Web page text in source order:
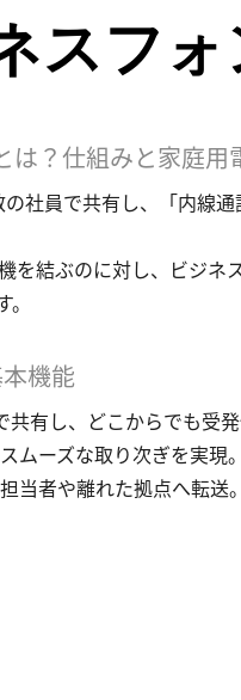
スフ
は？仕組みと家庭用
社員で共有し、「内線
を結ぶのに対し、ビジ
機能
有し、どこからでも受発
ムーズな取り次ぎを実現。
当者や離れた拠点へ転送。